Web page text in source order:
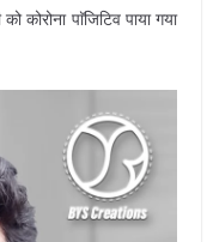
कोरोना पाॅजिटिव पाया गया